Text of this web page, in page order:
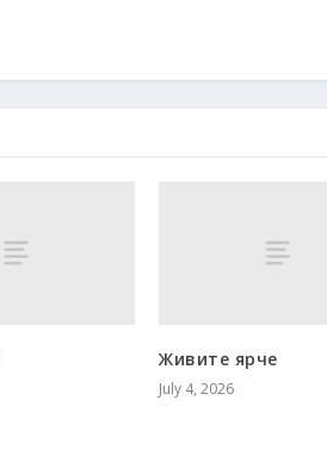
Живите ярче
July 4, 2026